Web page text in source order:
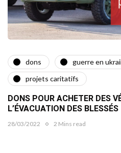
dons
guerre en
projets caritatifs
DONS POUR ACHETER DES
L’ÉVACUATION DES BLESSÉS
28/03/2022 2 Mins read